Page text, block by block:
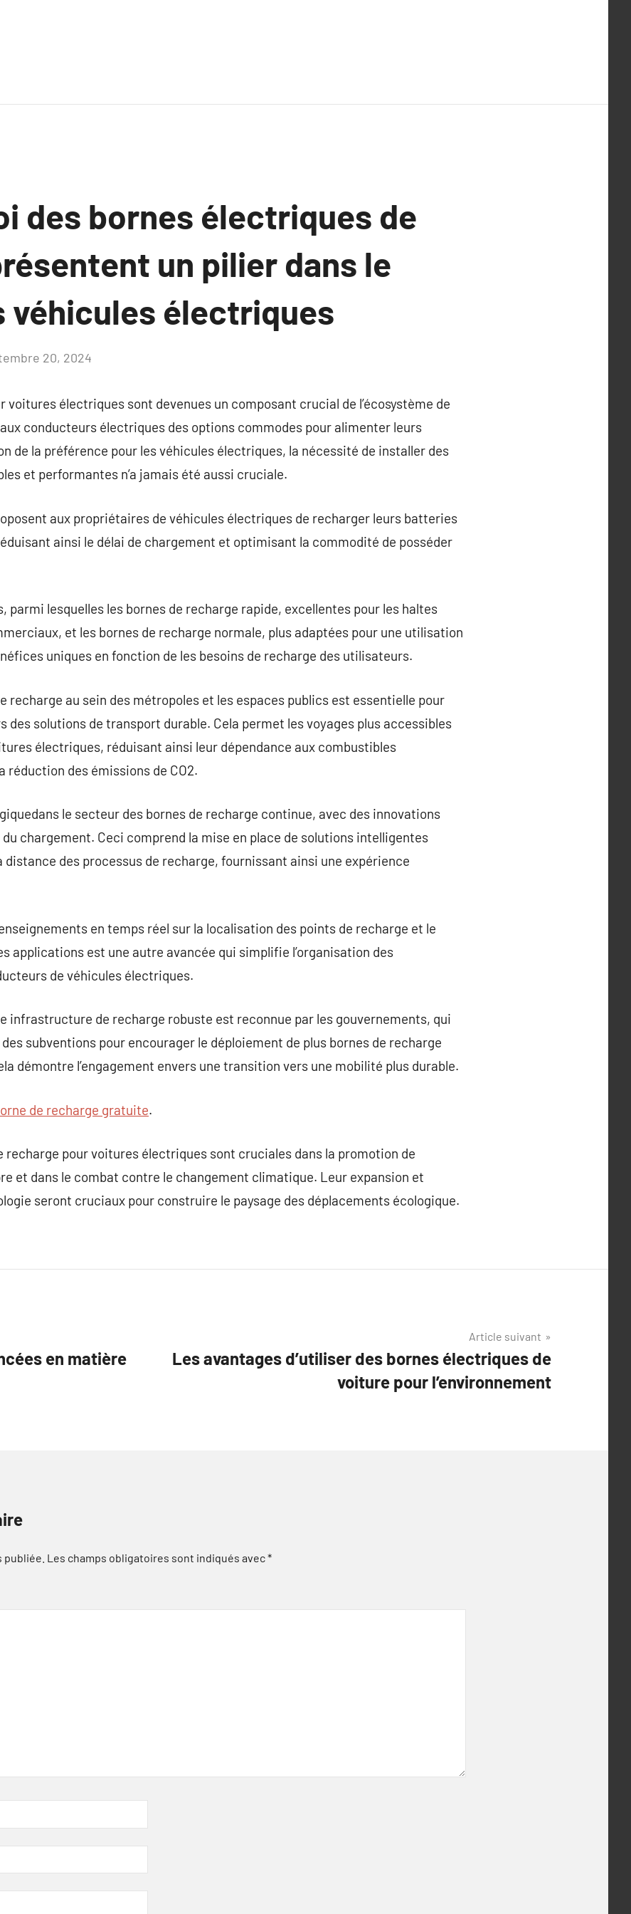
des bornes électriques de
un pilier dans le
véhicules électriques
20, 2024
voitures électriques sont devenues un composant crucial de l’écosystème de
conducteurs électriques des options commodes pour alimenter leurs
de la préférence pour les véhicules électriques, la nécessité de installer des
et performantes n’a jamais été aussi cruciale.
aux propriétaires de véhicules électriques de recharger leurs batteries
ainsi le délai de chargement et optimisant la commodité de posséder
parmi lesquelles les bornes de recharge rapide, excellentes pour les haltes
et les bornes de recharge normale, plus adaptées pour une utilisation
uniques en fonction de les besoins de recharge des utilisateurs.
recharge au sein des métropoles et les espaces publics est essentielle pour
des solutions de transport durable. Cela permet les voyages plus accessibles
électriques, réduisant ainsi leur dépendance aux combustibles
réduction des émissions de CO2.
le secteur des bornes de recharge continue, avec des innovations
chargement. Ceci comprend la mise en place de solutions intelligentes
des processus de recharge, fournissant ainsi une expérience
en temps réel sur la localisation des points de recharge et le
applications est une autre avancée qui simplifie l’organisation des
de véhicules électriques.
infrastructure de recharge robuste est reconnue par les gouvernements, qui
subventions pour encourager le déploiement de plus bornes de recharge
démontre l’engagement envers une transition vers une mobilité plus durable.
de recharge gratuite.
recharge pour voitures électriques sont cruciales dans la promotion de
et dans le combat contre le changement climatique. Leur expansion et
seront cruciaux pour construire le paysage des déplacements écologique.
en matière
Article suivant
Les avantages d’utiliser des bornes électriques de
voiture pour l’environnement
publiée. Les champs obligatoires sont indiqués avec*